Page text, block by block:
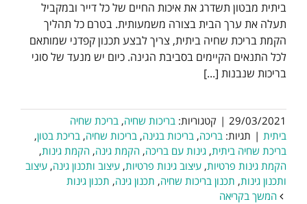
ביתית מבטון תשדרג את איכות החיים של כל דייר ובמקביל
תעלה את ערך הבית בצורה משמעותית. בטרם כל תהליך
הקמת בריכת שחיה ביתית, צריך לבצע תכנון קפדני שמותאם
לכל התנאים הקיימים בסביבת הגינה. כיום יש מנעד של סוגי
בריכות שנבנות [...]
29/03/2021
| קטגוריות: בריכות שחיה, בריכת שחיה
ביתית | תגיות: בריכה, בריכות בגינה, בריכות שחיה, בריכת בטון,
בריכת שחיה ביתית, גינות עם בריכה, הקמת גינה, הקמת גינות,
הקמת גינות פרטיות, עיצוב גינות פרטיות, עיצוב ותכנון גינה, עיצוב
ותכנון גינות, תכנון בריכות שחיה, תכנון גינה, תכנון גינות
המשך בקריאה